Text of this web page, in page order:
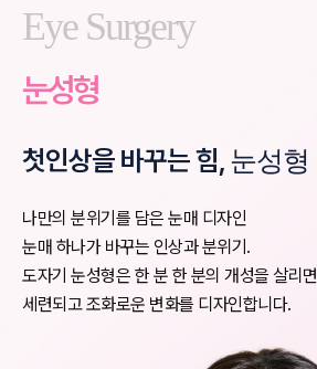
Eye Surgery
눈성형
첫인상을 바꾸는 힘, 눈성형
나만의 분위기를 담은 눈매 디자인
눈매 하나가 바꾸는 인상과 분위기.
도자기 눈성형은 한 분 한 분의 개성을 살리
세련되고 조화로운 변화를 디자인합니다.